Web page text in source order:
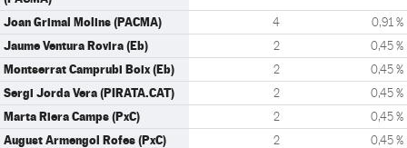
Joan Grimal Molins (PACMA) 4 0,91 %
Jaume Ventura Rovira (Eb) 2 0,45 %
Montserrat Camprubi Boix (Eb) 2 0,45 %
Sergi Jorda Vera (PIRATA.CAT) 2 0,45 %
Marta Riera Camps (PxC) 2 0,45 %
August Armengol Rofes (PxC) 2 0,45 %